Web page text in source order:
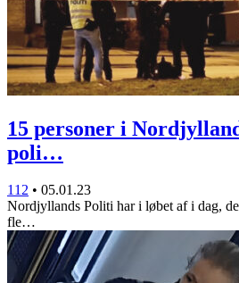
15 personer i
poli…
112 • 05.01.23
Nordjyllands Politi har i løbet af i dag,
fle…